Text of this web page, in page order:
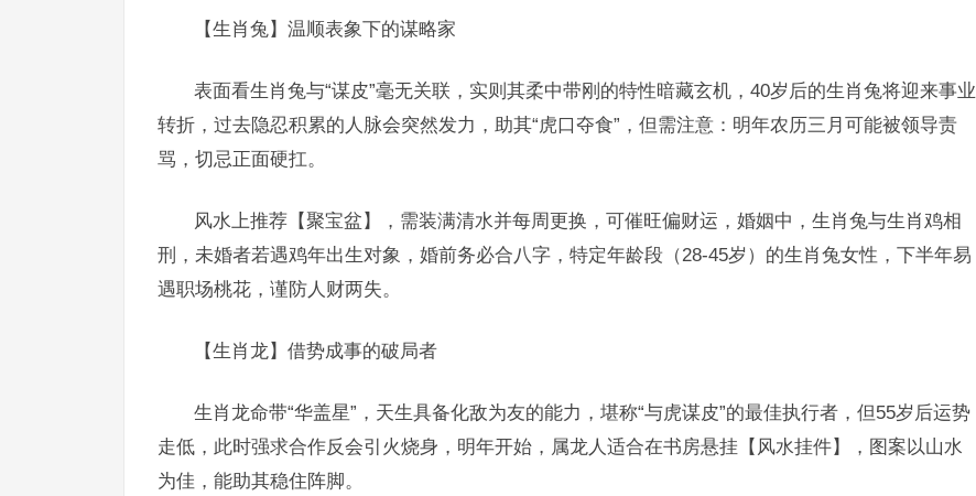
【生肖兔】温顺表象下的谋略家
表面看生肖兔与“谋皮”毫无关联，实则其柔中带刚的特性暗藏玄机，40岁后的生肖兔将迎来事业
转折，过去隐忍积累的人脉会突然发力，助其“虎口夺食”，但需注意：明年农历三月可能被领导责
骂，切忌正面硬扛。
风水上推荐【聚宝盆】，需装满清水并每周更换，可催旺偏财运，婚姻中，生肖兔与生肖鸡相
刑，未婚者若遇鸡年出生对象，婚前务必合八字，特定年龄段（28-45岁）的生肖兔女性，下半年易
遇职场桃花，谨防人财两失。
【生肖龙】借势成事的破局者
生肖龙命带“华盖星”，天生具备化敌为友的能力，堪称“与虎谋皮”的最佳执行者，但55岁后运势
走低，此时强求合作反会引火烧身，明年开始，属龙人适合在书房悬挂【风水挂件】，图案以山水
为佳，能助其稳住阵脚。